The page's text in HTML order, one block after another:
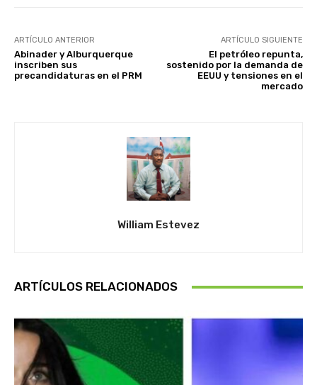
ARTÍCULO ANTERIOR
Abinader y Alburquerque
inscriben sus
precandidaturas en el PRM
ARTÍCULO SIGUIENTE
El petróleo repunta,
sostenido por la demanda de
EEUU y tensiones en el
mercado
William Estevez
ARTÍCULOS RELACIONADOS